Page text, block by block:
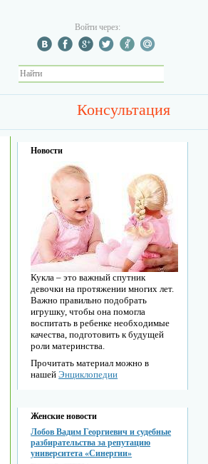
Войти через:
Консультация
Новости
Кукла – это важный спутник
девочки на протяжении многих лет.
Важно правильно подобрать
игрушку, чтобы она помогла
воспитать в ребенке необходимые
качества, подготовить к будущей
роли материнства.
Прочитать материал можно в
нашейЭнциклопедии
Женские новости
Лобов Вадим Георгиевич и судебные
разбирательства за репутацию
университета «Синергии»